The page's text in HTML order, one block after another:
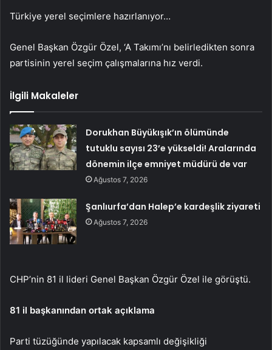
Türkiye yerel seçimlere hazırlanıyor…
Genel Başkan Özgür Özel, ‘A Takımı’nı belirledikten sonra
partisinin yerel seçim çalışmalarına hız verdi.
İlgili Makaleler
Dorukhan Büyükışık’ın ölümünde
tutuklu sayısı 23’e yükseldi! Aralarında
dönemin ilçe emniyet müdürü de var
Ağustos 7, 2026
Şanlıurfa’dan Halep’e kardeşlik ziyareti
Ağustos 7, 2026
CHP’nin 81 il lideri Genel Başkan Özgür Özel ile görüştü.
81 il başkanından ortak açıklama
Parti tüzüğünde yapılacak kapsamlı değişikliği